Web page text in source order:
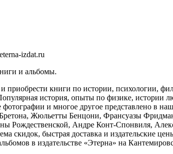
izdat.ru
и альбомы.
приобрести книги по истории, психологии,
история, опыты по физике, истории
и многое другое представлено в
Жюльетты Бенцони, Франсуазы
Рождественской, Андре Конт-Спонвиля,
скидок, быстрая доставка и издательские
в издательстве «Этерна» на